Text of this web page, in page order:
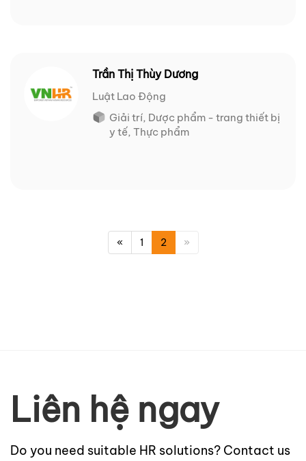
Trần Thị Thùy Dương
Luật Lao Động
Giải trí, Dược phẩm - trang thiết bị
y tế, Thực phẩm
« 1 2 »
Liên hệ ngay
Do you need suitable HR solutions? Contact us